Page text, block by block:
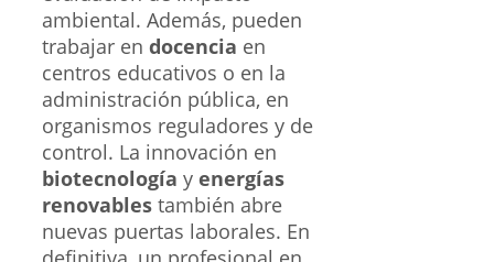
ambiental. Además, pueden
trabajar en docencia en
centros educativos o en la
administración pública, en
organismos reguladores y de
control. La innovación en
biotecnología y energías
renovables también abre
nuevas puertas laborales. En